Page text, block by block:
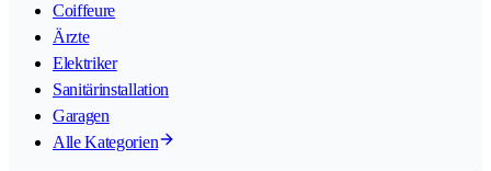
Coiffeure
Ärzte
Elektriker
Sanitärinstallation
Garagen
Alle Kategorien